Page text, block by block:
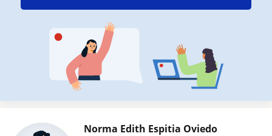
Norma Edith Espitia Oviedo